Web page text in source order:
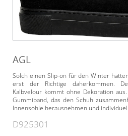
AGL
Solch einen Slip-on für den Winter
erst der Richtige daherkommen.
Kalbvelour kommt ohne Dekoration
Gummiband, das den Schuh
Innensohle herausnehmen und
D925301